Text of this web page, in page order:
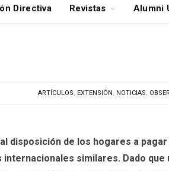
Directiva Revistas Alumni
ARTÍCULOS, EXTENSIÓN, NOTICIAS,
disposición de los hogares a
similares. Dado que